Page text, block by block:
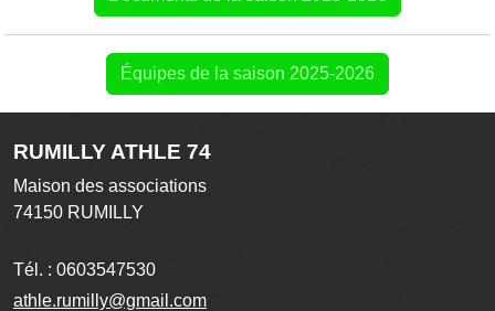
Équipes de la saison 2025-2026
RUMILLY ATHLE 74
Maison des associations
74150 RUMILLY
Tél. : 0603547530
athle.rumilly@gmail.com